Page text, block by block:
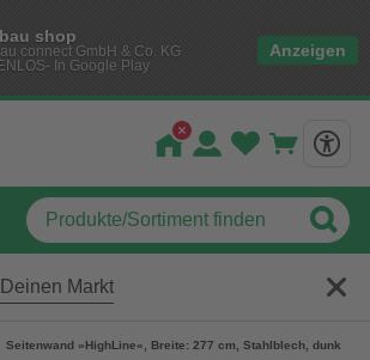
shop
connect GmbH & Co. KG
In Google Play
Anzeigen
Markt
Seitenwand »HighLine«, Breite: 277 cm, Stahlblech,